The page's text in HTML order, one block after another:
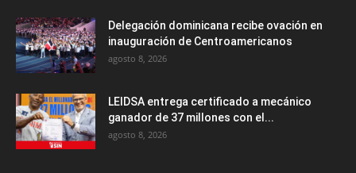
Delegación dominicana recibe ovación en
inauguración de Centroamericanos
agosto 8, 2026
LEIDSA entrega certificado a mecánico
ganador de 37 millones con el...
agosto 8, 2026